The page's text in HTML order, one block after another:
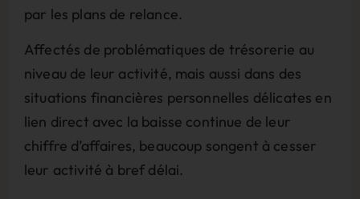
par les plans de relance.
Affectés de problématiques de trésorerie au
niveau de leur activité, mais aussi dans des
situations financières personnelles délicates en
lien direct avec la baisse continue de leur
chiffre d’affaires, beaucoup songent à cesser
leur activité à bref délai.